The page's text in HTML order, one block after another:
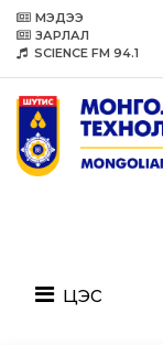
МЭДЭЭ
ЗАРЛАЛ
SCIENCE FM 94.1
цэс